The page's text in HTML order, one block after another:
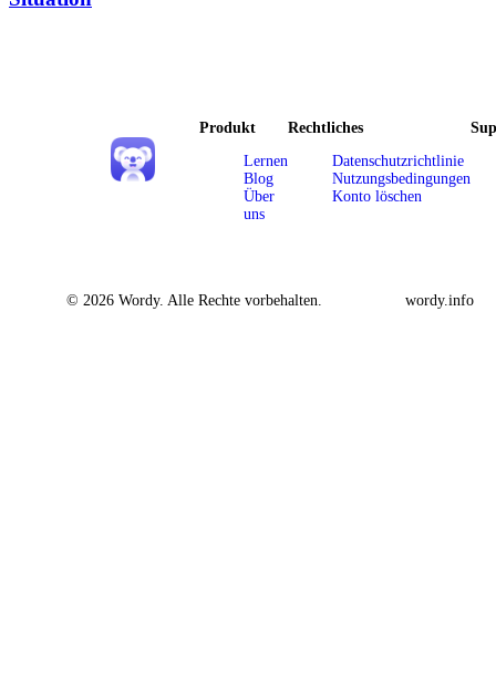
Produkt
Lernen
Blog
Über
uns
Rechtliches
Datenschutzrichtlinie
Nutzungsbedingungen
Konto löschen
© 2026 Wordy. Alle Rechte vorbehalten. wordy.info